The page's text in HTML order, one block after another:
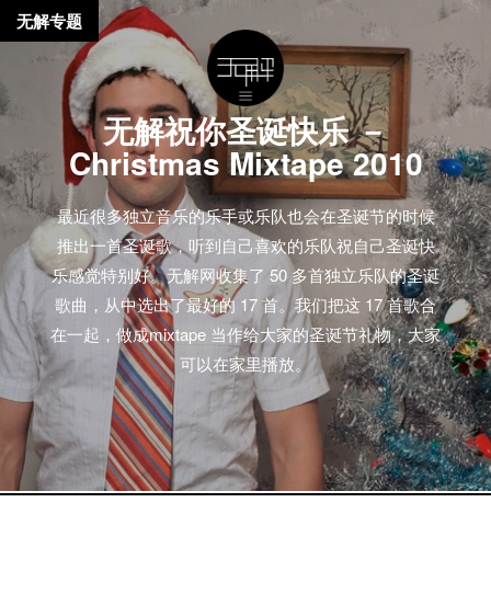
无解祝你圣诞快乐 －
Christmas Mixtape 2010
最近很多独立音乐的乐手或乐队也会在圣诞节的时候
推出一首圣诞歌，听到自己喜欢的乐队祝自己圣诞快
乐感觉特别好。无解网收集了 50 多首独立乐队的圣诞
歌曲，从中选出了最好的 17 首。我们把这 17 首歌合
在一起，做成mixtape 当作给大家的圣诞节礼物，大家
可以在家里播放。
无解专题